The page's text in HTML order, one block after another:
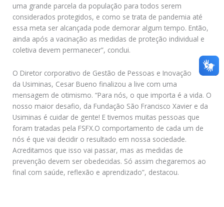
uma grande parcela da população para todos serem
considerados protegidos, e como se trata de pandemia até
essa meta ser alcançada pode demorar algum tempo. Então,
ainda após a vacinação as medidas de proteção individual e
coletiva devem permanecer”, conclui.
O Diretor corporativo de Gestão de Pessoas e Inovação
da Usiminas, Cesar Bueno finalizou a live com uma
mensagem de otimismo. “Para nós, o que importa é a vida. O
nosso maior desafio, da Fundação São Francisco Xavier e da
Usiminas é cuidar de gente! E tivemos muitas pessoas que
foram tratadas pela FSFX.O comportamento de cada um de
nós é que vai decidir o resultado em nossa sociedade.
Acreditamos que isso vai passar, mas as medidas de
prevenção devem ser obedecidas. Só assim chegaremos ao
final com saúde, reflexão e aprendizado”, destacou.